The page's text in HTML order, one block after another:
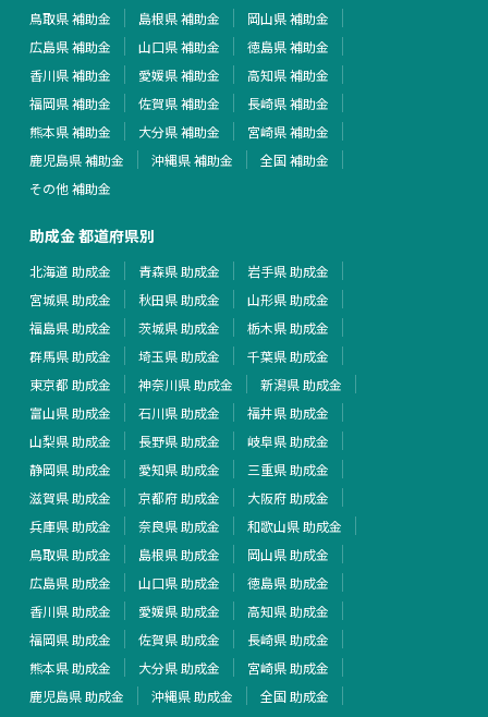
鳥取県 補助金
島根県 補助金
岡山県 補助金
広島県 補助金
山口県 補助金
徳島県 補助金
香川県 補助金
愛媛県 補助金
高知県 補助金
福岡県 補助金
佐賀県 補助金
長崎県 補助金
熊本県 補助金
大分県 補助金
宮崎県 補助金
鹿児島県 補助金
沖縄県 補助金
全国 補助金
その他 補助金
助成金 都道府県別
北海道 助成金 青森県 助成金
岩手県 助成金
宮城県 助成金
秋田県 助成金
山形県 助成金
福島県 助成金
茨城県 助成金
栃木県 助成金
群馬県 助成金
埼玉県 助成金
千葉県 助成金
東京都 助成金
神奈川県 助成金
新潟県 助成金
富山県 助成金
石川県 助成金
福井県 助成金
山梨県 助成金
長野県 助成金
岐阜県 助成金
静岡県 助成金
愛知県 助成金
三重県 助成金
滋賀県 助成金
京都府 助成金
大阪府 助成金
兵庫県 助成金
奈良県 助成金
和歌山県 助成金
鳥取県 助成金
島根県 助成金
岡山県 助成金
広島県 助成金
山口県 助成金
徳島県 助成金
香川県 助成金
愛媛県 助成金
高知県 助成金
福岡県 助成金
佐賀県 助成金
長崎県 助成金
熊本県 助成金
大分県 助成金
宮崎県 助成金
鹿児島県 助成金
沖縄県 助成金
全国 助成金